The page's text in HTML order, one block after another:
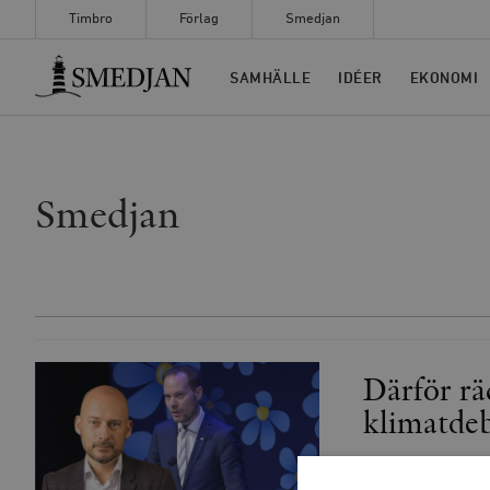
Timbro Förlag Smedjan
Timbro
SAMHÄLLE IDÉER EKONOMI
Smedjan
Därför